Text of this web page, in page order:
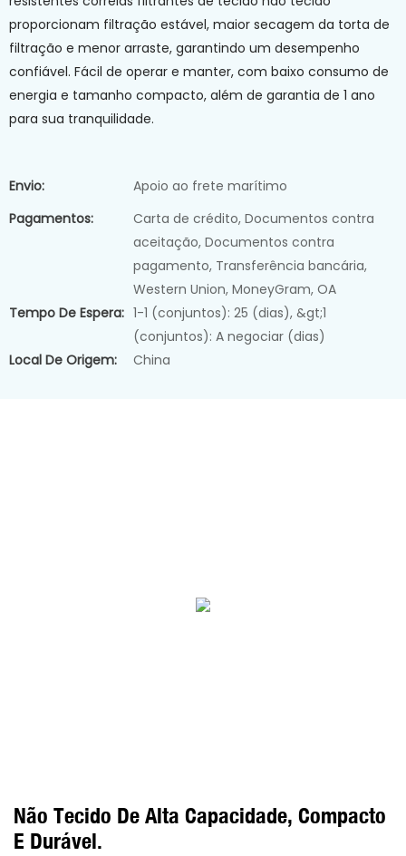
proporcionam filtração estável, maior secagem da torta de
filtração e menor arraste, garantindo um desempenho
confiável. Fácil de operar e manter, com baixo consumo de
energia e tamanho compacto, além de garantia de 1 ano
para sua tranquilidade.
Envio:
Apoio ao frete marítimo
Pagamentos:
Carta de crédito, Documentos contra
aceitação, Documentos contra
pagamento, Transferência bancária,
Western Union, MoneyGram, OA
Tempo De Espera: 1-1 (conjuntos): 25 (dias), &gt;1
(conjuntos): A negociar (dias)
Local De Origem:
China
Não Tecido De Alta Capacidade, Compacto
E Durável.